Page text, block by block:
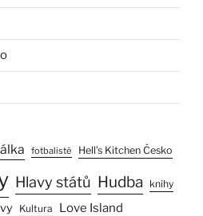
fotbalisté Hell’s Kitchen Česko
Hlavy států Hudba knihy
Kultura Love Island